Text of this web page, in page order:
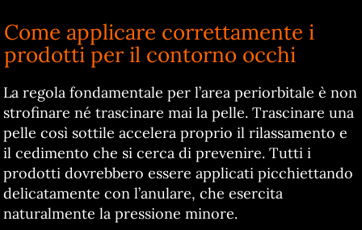
Come applicare correttamente i
prodotti per il contorno occhi
La regola fondamentale per l’area periorbitale è non
strofinare né trascinare mai la pelle. Trascinare una
pelle così sottile accelera proprio il rilassamento e
il cedimento che si cerca di prevenire. Tutti i
prodotti dovrebbero essere applicati picchiettando
delicatamente con l’anulare, che esercita
naturalmente la pressione minore.